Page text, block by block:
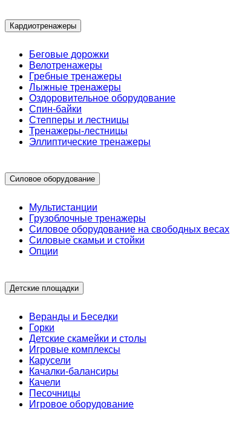
Кардиотренажеры
Беговые дорожки
Велотренажеры
Гребные тренажеры
Лыжные тренажеры
Оздоровительное оборудование
Спин-байки
Степперы и лестницы
Тренажеры-лестницы
Эллиптические тренажеры
Силовое оборудование
Мультистанции
Грузоблочные тренажеры
Силовое оборудование на свободных весах
Силовые скамьи и стойки
Опции
Детские площадки
Веранды и Беседки
Горки
Детские скамейки и столы
Игровые комплексы
Карусели
Качалки-балансиры
Качели
Песочницы
Игровое оборудование